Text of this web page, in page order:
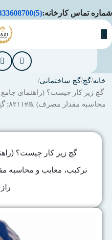
شماره تماس کارخانه:(5)02333608700
خانه گچ گچ ساختمانی
گچ زیر کار چیست؟ (راهنمای
محاسبه مقدار مصرف) &#۸۲۱۱; گچ رازی
گچ زیر کار چیست؟